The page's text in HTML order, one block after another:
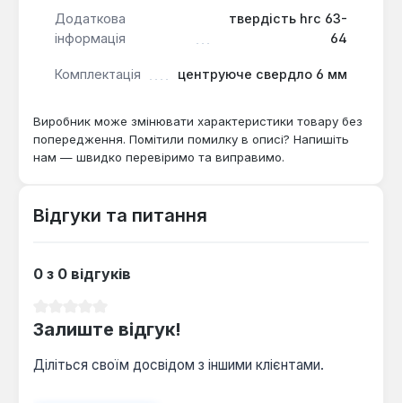
Додаткова
інформація
твердість hrc 63-
64
Комплектація центруюче свердло 6 мм
Виробник може змінювати характеристики товару без
попередження. Помітили помилку в описі? Напишіть
нам — швидко перевіримо та виправимо.
Відгуки та питання
0 з 0 відгуків
Залиште відгук!
Діліться своїм досвідом з іншими клієнтами.